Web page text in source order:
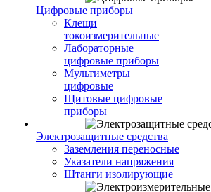
Цифровые приборы
Клещи
токоизмерительные
Лабораторные
цифровые приборы
Мультиметры
цифровые
Щитовые цифровые
приборы
Электрозащитные средства
Заземления переносные
Указатели напряжения
Штанги изолирующие